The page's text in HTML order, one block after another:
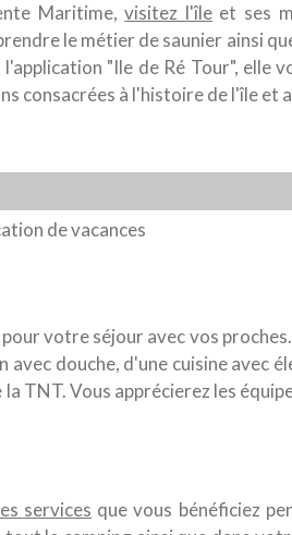
Maritime,visitez l'îleet ses
le métier de saunier ainsi
"Ile de Ré Tour", elle
consacrées à l'histoire de l'île et
de vacances
votre séjour avec vos
douche, d'une cuisine avec
TNT. Vous apprécierez les
services que vous bénéficiez